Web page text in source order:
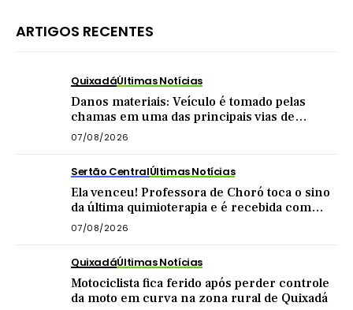
ARTIGOS RECENTES
QuixadáÚltimas Notícias
Danos materiais: Veículo é tomado pelas
chamas em uma das principais vias de
Quixadá
07/08/2026
Sertão CentralÚltimas Notícias
Ela venceu! Professora de Choró toca o sino
da última quimioterapia e é recebida com
carreata
07/08/2026
QuixadáÚltimas Notícias
Motociclista fica ferido após perder controle
da moto em curva na zona rural de Quixadá